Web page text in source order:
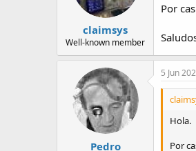
claimsys
Well-known member
Por
Pedro
5 Jun
Hola.
Por